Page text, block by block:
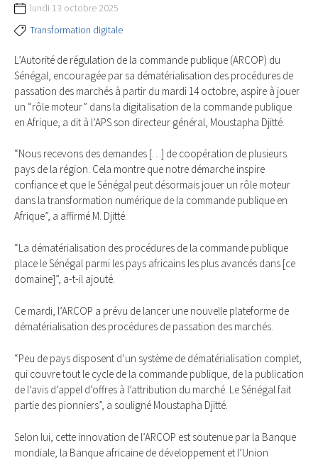
lundi 13 octobre 2025
Transformation digitale
L’Autorité de régulation de la commande publique (ARCOP) du
Sénégal, encouragée par sa dématérialisation des procédures de
passation des marchés à partir du mardi 14 octobre, aspire à jouer
un “rôle moteur” dans la digitalisation de la commande publique
en Afrique, a dit à l’APS son directeur général, Moustapha Djitté.
“Nous recevons des demandes […] de coopération de plusieurs
pays de la région. Cela montre que notre démarche inspire
confiance et que le Sénégal peut désormais jouer un rôle moteur
dans la transformation numérique de la commande publique en
Afrique”, a affirmé M. Djitté.
“La dématérialisation des procédures de la commande publique
place le Sénégal parmi les pays africains les plus avancés dans [ce
domaine]”, a-t-il ajouté.
Ce mardi, l’ARCOP a prévu de lancer une nouvelle plateforme de
dématérialisation des procédures de passation des marchés.
“Peu de pays disposent d’un système de dématérialisation complet,
qui couvre tout le cycle de la commande publique, de la publication
de l’avis d’appel d’offres à l’attribution du marché. Le Sénégal fait
partie des pionniers”, a souligné Moustapha Djitté.
Selon lui, cette innovation de l’ARCOP est soutenue par la Banque
mondiale, la Banque africaine de développement et l’Union